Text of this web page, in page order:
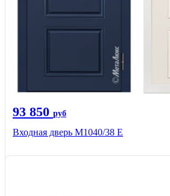
93 850 руб
Входная дверь М1040/38 Е